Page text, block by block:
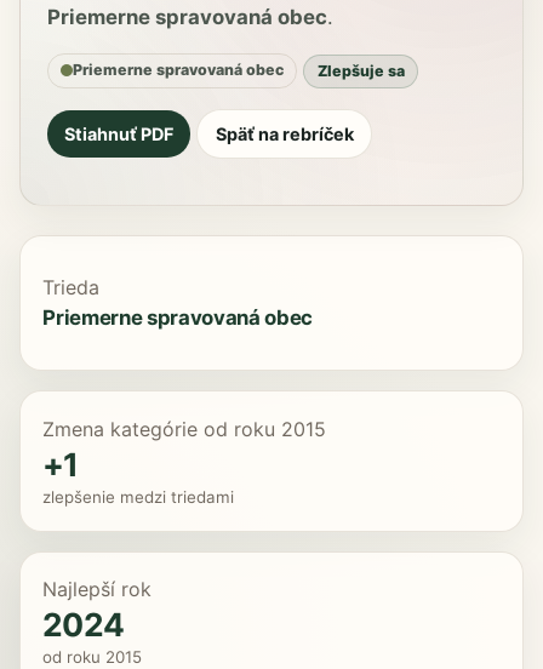
Priemerne spravovaná obec.
Priemerne spravovaná obec Zlepšuje sa
Stiahnuť PDF Späť na rebríček
Trieda
Priemerne spravovaná obec
Zmena kategórie od roku 2015
+1
zlepšenie medzi triedami
Najlepší rok
2024
od roku 2015